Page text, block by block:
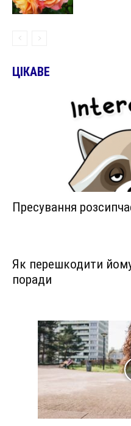
ЦІКАВЕ
Пресування
Як перешкодити
поради